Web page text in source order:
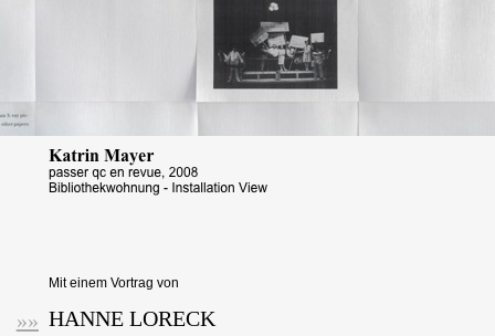
Mit einem Vortrag von
HANNE LORECK
»»